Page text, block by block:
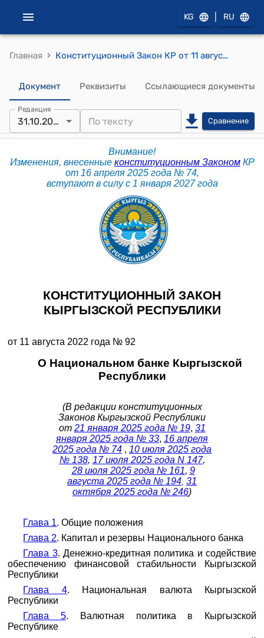
KG RU
Главная › Конституционный Закон КР от 11 августа 2022 года № 92 "О Национальном банке Кыргызской Республики"
Документ Реквизиты Ссылающиеся документы
Редакция
31.10.2025 Сравнение